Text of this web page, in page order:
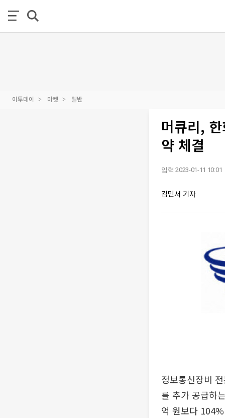
이투데이 마켓 일반
머큐리,
약 체결
입력 2023-01-11 10:01
김민서 기자
정보통신장비
를 추가 공급하
억 원보다